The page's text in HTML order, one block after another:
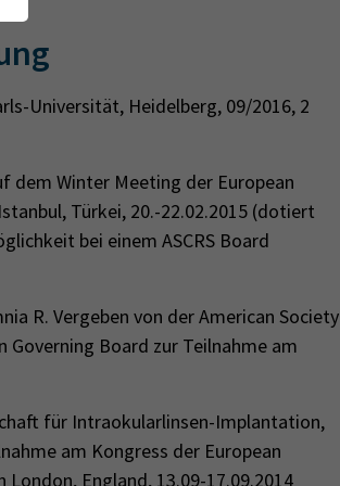
Universität, Heidelberg, 09/2016, 2
dem Winter Meeting der European
Türkei, 20.-22.02.2015 (dotiert
bei einem ASCRS Board
R. Vergeben von der American Society
Governing Board zur Teilnahme am
für Intraokularlinsen-Implantation,
am Kongress der European
England, 13.09-17.09.2014